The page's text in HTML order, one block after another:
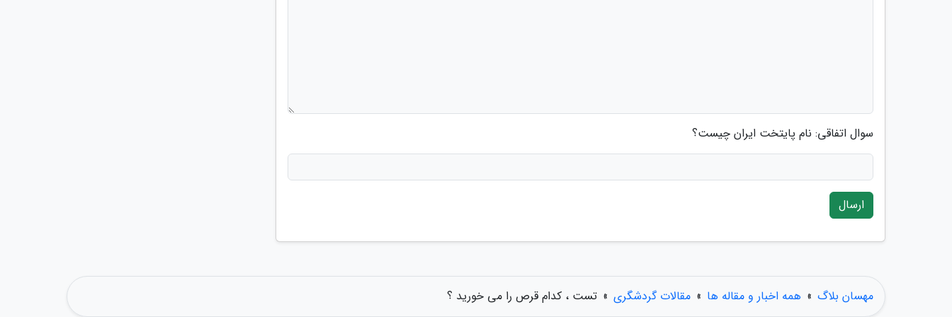
سوال اتفاقی: نام پایتخت ایران چیست؟
ارسال
مهسان بلاگ » همه اخبار و مقاله ها » مقالات گردشگری » تست ، کدام قرص را می خورید ؟